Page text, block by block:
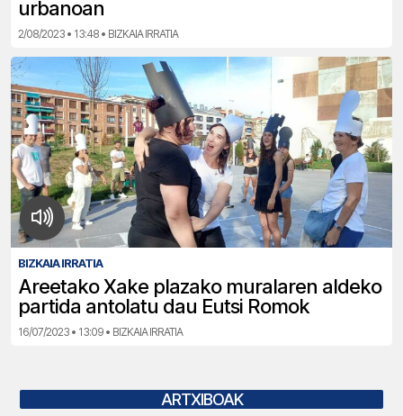
urbanoan
2/08/2023 • 13:48 • BIZKAIA IRRATIA
BIZKAIA IRRATIA
Areetako Xake plazako muralaren aldeko
partida antolatu dau Eutsi Romok
16/07/2023 • 13:09 • BIZKAIA IRRATIA
ARTXIBOAK